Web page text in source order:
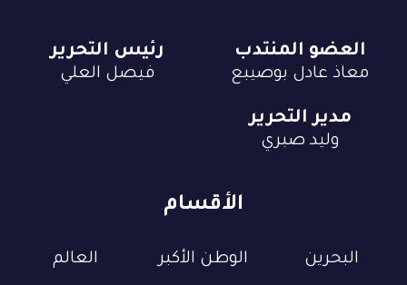
الأقسام
البحرين الوطن الأكبر العالم
العضو المنتدب
معاذ عادل بوصيبع
رئيس التحرير
فيصل العلي
مدير التحرير
وليد صبري